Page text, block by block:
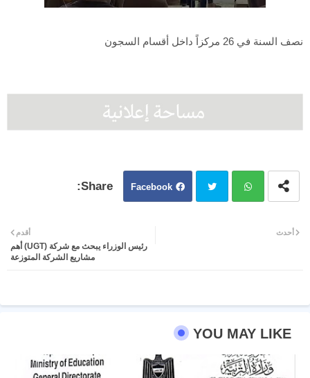
نصف السنة في 26 مركزاً داخل أقسام السجون
Facebook
أحدث أقدم
رئيس الوزراء يبحث مع شركة (UGT) أهم
مشاريع الشركة المتوزعة
YOU MAY LIKE